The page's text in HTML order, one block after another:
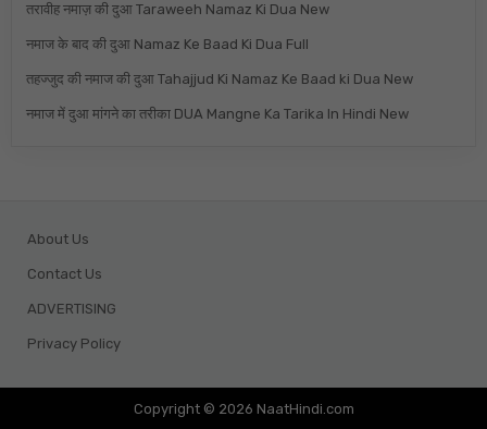
तरावीह नमाज़ की दुआ Taraweeh Namaz Ki Dua New
नमाज के बाद की दुआ Namaz Ke Baad Ki Dua Full
तहज्जुद की नमाज की दुआ Tahajjud Ki Namaz Ke Baad ki Dua New
नमाज में दुआ मांगने का तरीका DUA Mangne Ka Tarika In Hindi New
About Us
Contact Us
ADVERTISING
Privacy Policy
Copyright © 2026 NaatHindi.com